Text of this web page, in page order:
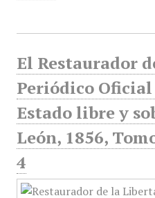
El Restaurador
Periódico
Estado libre y
León, 1856,
4